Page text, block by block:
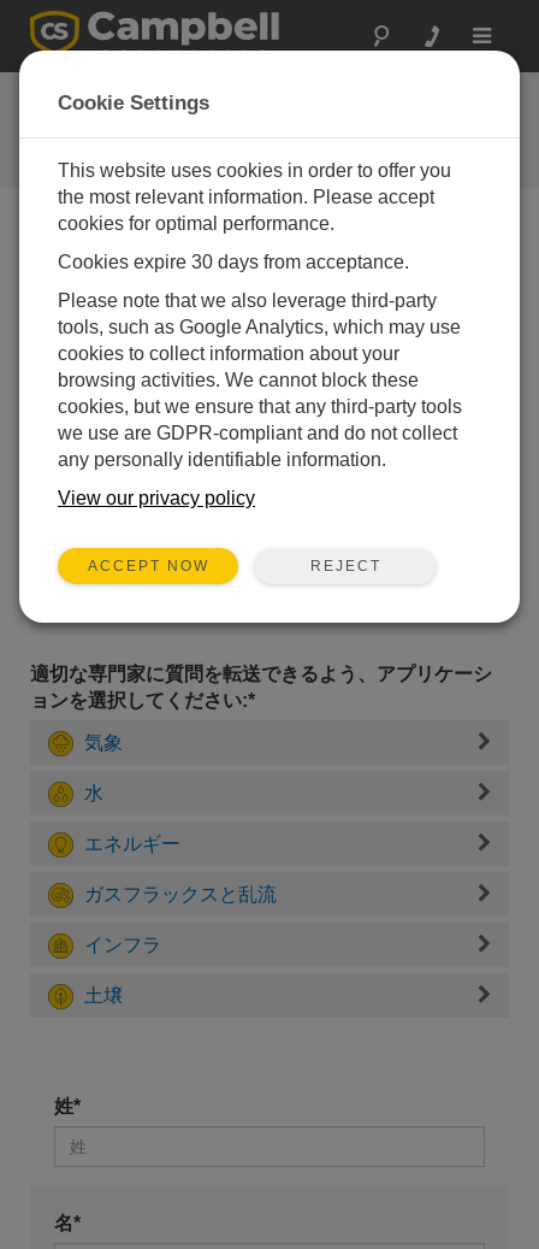
Toggle
お問い合わせ
通常1営業日以内に対応いたしま
す。
家がご連絡いたします。* = 必須項目です。
質問の種類を選択してください:
購入や見積について 技術的な質問
ここに質問を入力してください:*
適切な専門家に質問を転送できるよう、アプリケーシ
ョンを選択してください:*
気象
水
エネルギー
ガスフラックスと乱流
インフラ
土壌
姓*
名*
Cookie Settings
This website uses cookies in order to offer you
the most relevant information. Please accept
cookies for optimal performance.
Cookies expire 30 days from acceptance.
Please note that we also leverage third-party
tools, such as Google Analytics, which may use
cookies to collect information about your
browsing activities. We cannot block these
cookies, but we ensure that any third-party tools
we use are GDPR-compliant and do not collect
any personally identifiable information.
View our privacy policy
ACCEPT NOW REJECT